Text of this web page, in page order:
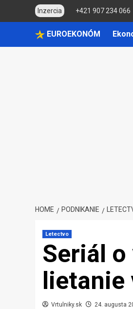
Inzercia +421 907 234 066
EUROEKONÓM
HOME PODNIKANIE
Letectvo
Seriál
Vrtulniky.sk 24. augusta